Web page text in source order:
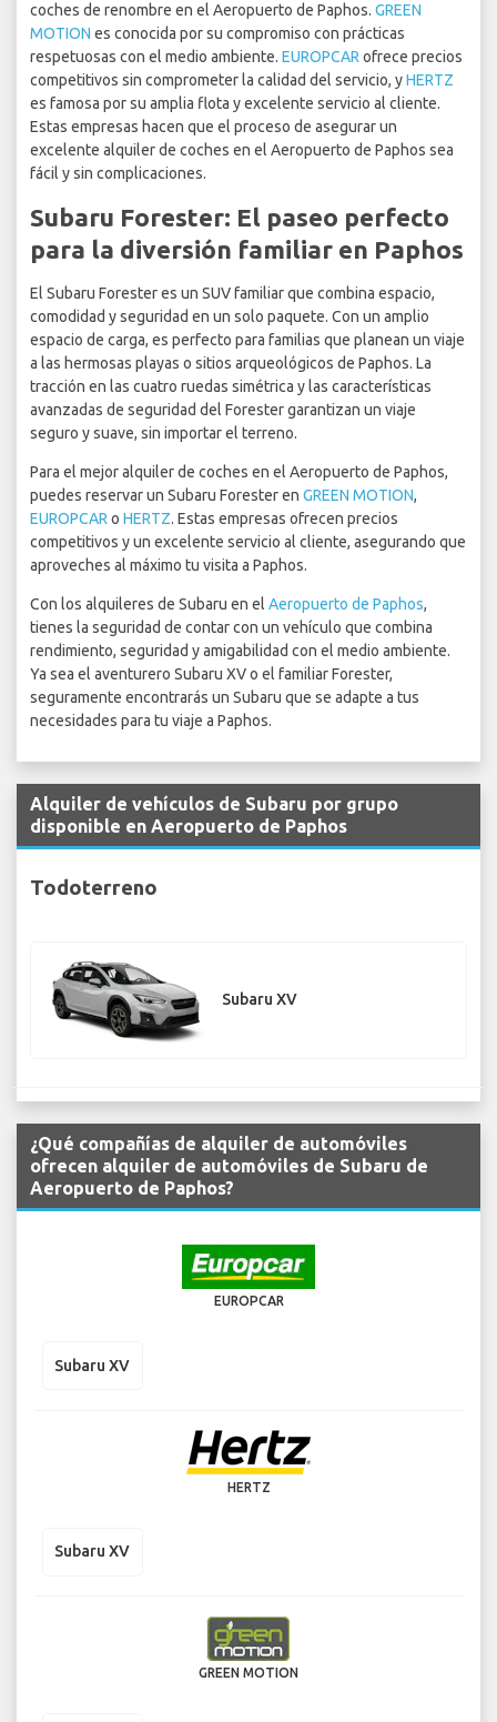
coches de renombre en el Aeropuerto de Paphos. GREEN
MOTION es conocida por su compromiso con prácticas
respetuosas con el medio ambiente. EUROPCAR ofrece precios
competitivos sin comprometer la calidad del servicio, yHERTZ
es famosa por su amplia flota y excelente servicio al cliente.
Estas empresas hacen que el proceso de asegurar un
excelente alquiler de coches en el Aeropuerto de Paphos sea
fácil y sin complicaciones.
Subaru Forester: El paseo perfecto
para la diversión familiar en Paphos
El Subaru Forester es un SUV familiar que combina espacio,
comodidad y seguridad en un solo paquete. Con un amplio
espacio de carga, es perfecto para familias que planean un viaje
a las hermosas playas o sitios arqueológicos de Paphos. La
tracción en las cuatro ruedas simétrica y las características
avanzadas de seguridad del Forester garantizan un viaje
seguro y suave, sin importar el terreno.
Para el mejor alquiler de coches en el Aeropuerto de Paphos,
puedes reservar un Subaru Forester en GREEN MOTION,
EUROPCAR o HERTZ. Estas empresas ofrecen precios
competitivos y un excelente servicio al cliente, asegurando que
aproveches al máximo tu visita a Paphos.
Con los alquileres de Subaru en el Aeropuerto de Paphos,
tienes la seguridad de contar con un vehículo que combina
rendimiento, seguridad y amigabilidad con el medio ambiente.
Ya sea el aventurero Subaru XV o el familiar Forester,
seguramente encontrarás un Subaru que se adapte a tus
necesidades para tu viaje a Paphos.
Alquiler de vehículos de Subaru por grupo
disponible en Aeropuerto de Paphos
Todoterreno
Subaru XV
¿Qué compañías de alquiler de automóviles
ofrecen alquiler de automóviles de Subaru de
Aeropuerto de Paphos?
EUROPCAR
Subaru XV
HERTZ
Subaru XV
GREEN MOTION